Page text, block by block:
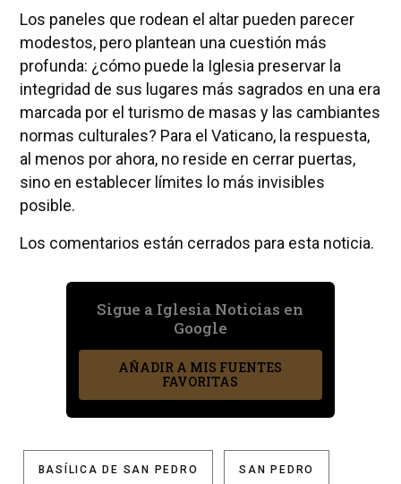
Los paneles que rodean el altar pueden parecer
modestos, pero plantean una cuestión más
profunda: ¿cómo puede la Iglesia preservar la
integridad de sus lugares más sagrados en una era
marcada por el turismo de masas y las cambiantes
normas culturales? Para el Vaticano, la respuesta,
al menos por ahora, no reside en cerrar puertas,
sino en establecer límites lo más invisibles
posible.
Los comentarios están cerrados para esta noticia.
Sigue a Iglesia Noticias en
Google
AÑADIR A MIS FUENTES
FAVORITAS
BASÍLICA DE SAN PEDRO SAN PEDRO